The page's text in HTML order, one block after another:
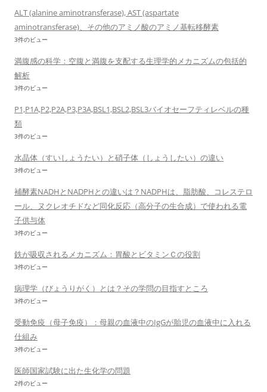
ALT (alanine aminotransferase), AST (aspartate
aminotransferase)、その他のアミノ酸のアミノ基転移酵素
3件のビュー
満腹感の科学：空腹と満腹を支配する生理学的メカニズムの包括的
解析
3件のビュー
P1,P1A,P2,P2A,P3,P3A,BSL1,BSL2,BSL3バイオセーフティレベルの種
類
3件のビュー
水晶体（すいしょうたい）と硝子体（しょうしたい）の違い
3件のビュー
補酵素NADHとNADPHとの違いは？NADPHは、脂肪酸、コレステロ
ール、ヌクレオチドなど同化反応（高分子の生合成）で使われる電
子供与体
3件のビュー
鉄が吸収されるメカニズム：胃酸とビタミンＣの役割
3件のビュー
病理学（びょうりがく）とは？その学問の目指すところ
3件のビュー
受動免疫（母子免疫）：母親の血液中のIgGが胎児の血液中に入れる
仕組み
3件のビュー
医師国家試験に出た生化学の問題
2件のビュー